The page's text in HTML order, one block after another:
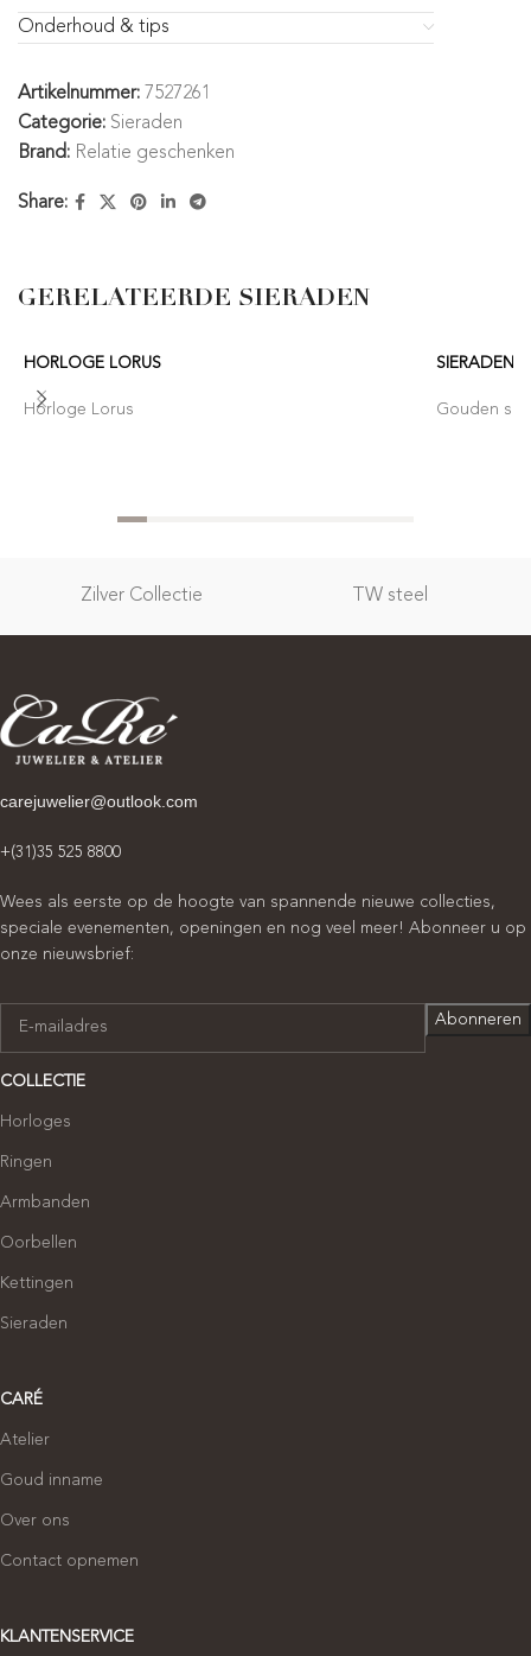
Onderhoud & tips
Artikelnummer: 7527261
Categorie: Sieraden
Brand: Relatie geschenken
Share:
GERELATEERDE SIERADEN
HORLOGE LORUS
Horloge Lorus
SIERADEN
Gouden
Zilver Collectie TW steel
carejuwelier@outlook.com
+(31)35 525 8800
Wees als eerste op de hoogte van spannende nieuwe collecties,
speciale evenementen, openingen en nog veel meer! Abonneer u op
onze nieuwsbrief:
COLLECTIE
Horloges
Ringen
Armbanden
Oorbellen
Kettingen
Sieraden
CARÉ
Atelier
Goud inname
Over ons
Contact opnemen
KLANTENSERVICE